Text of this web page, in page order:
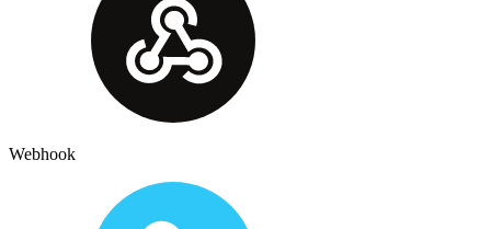
Webhook